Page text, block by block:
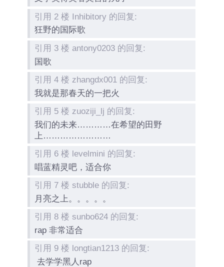
引用 2 楼 Inhibitory 的回复:
狂野的国际歌
引用 3 楼 antony0203 的回复:
国歌
引用 4 楼 zhangdx001 的回复:
我就是那春天的一把火
引用 5 楼 zuoziji_lj 的回复:
我们的未来…………在希望的田野
上……………………
引用 6 楼 levelmini 的回复:
唱蓝精灵吧，适合你
引用 7 楼 stubble 的回复:
月亮之上。。。。。
引用 8 楼 sunbo624 的回复:
rap 非常适合
引用 9 楼 longtian1213 的回复:
去学学黑人rap